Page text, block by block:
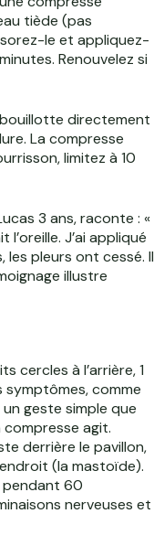
tiède (pas
le et appliquez-
Renouvelez si
bouillotte directement
La compresse
limitez à 10
3 ans, raconte : «
J’ai appliqué
les pleurs ont cessé. Il
illustre
cercles à l’arrière, 1
symptômes, comme
geste simple que
agit.
derrière le pavillon,
(la mastoïde).
pendant 60
nerveuses et